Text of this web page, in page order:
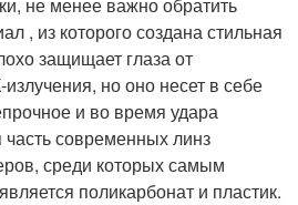
, из которого создана стильная
защищает глаза от
но оно несет в себе
и во время удара
современных линз
среди которых самым
поликарбонат и пластик.